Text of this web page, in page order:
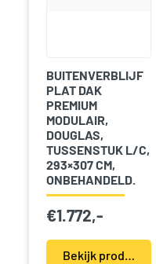
BUITENVERBLIJF
PLAT DAK
PREMIUM
MODULAIR,
DOUGLAS,
TUSSENSTUK L/C,
293×307 CM,
ONBEHANDELD.
€1.772,-
Bekijk product(en)